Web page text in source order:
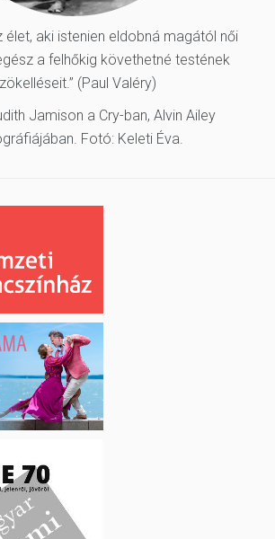
élet, aki istenien eldobná magától női
a felhőkig követhetné testének
(Paul Valéry)
Jamison a Cry-ban, Alvin Ailey
Fotó: Keleti Éva.